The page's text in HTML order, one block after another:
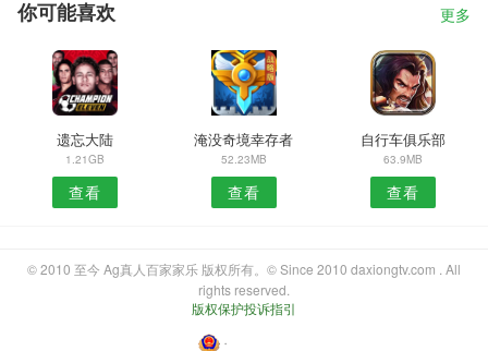
你可能喜欢 更多
遗忘大陆
1.21GB
查看
淹没奇境幸存者
52.23MB
查看
自行车俱乐部
63.9MB
查看
© 2010 至今 Ag真人百家家乐 版权所有。© Since 2010 daxiongtv.com . All
rights reserved.
版权保护投诉指引
・